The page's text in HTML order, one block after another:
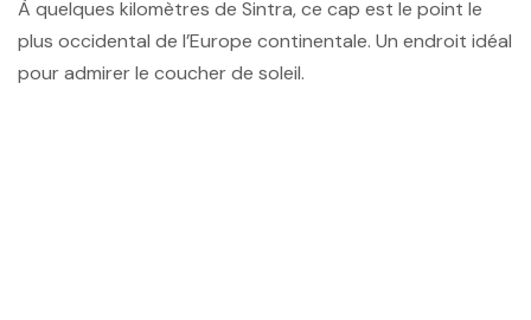
À quelques kilomètres de Sintra, ce cap est le point le
plus occidental de l’Europe continentale. Un endroit idéal
pour admirer le coucher de soleil.